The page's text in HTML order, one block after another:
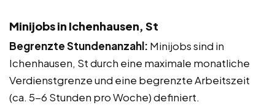
Minijobs in Ichenhausen, St
Begrenzte Stundenanzahl: Minijobs sind in
Ichenhausen, St durch eine maximale monatliche
Verdienstgrenze und eine begrenzte Arbeitszeit
(ca. 5-6 Stunden pro Woche) definiert.